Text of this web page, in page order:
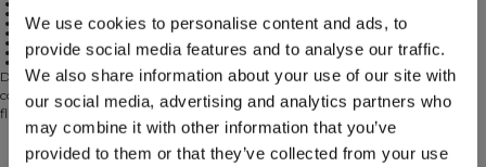
We use cookies to personalise content and ads, to
provide social media features and to analyse our traffic.
We also share information about your use of our site with
our social media, advertising and analytics partners who
may combine it with other information that you’ve
provided to them or that they’ve collected from your use
V-neck design for a flattering look
Four-way stretch for unrestricted movement
Light support for low-impact activities
Removable cups for customizable coverage
Elastic waist for secure fit
88% Polyamide, 12% Elastane
Découvrez un confort ultime avec notre brassière de sport sans couture,
conçue pour la polyvalence et le style. Le design en V crée une silhouette
flatteuse tout en offrant un soutien léger, parfait pour les entraînements à
faible impact ou les activités quotidiennes. Avec sa construction sans couture
et sa taille élastique, cette brassière permet une liberté de mouvement et un
Aspects techniques